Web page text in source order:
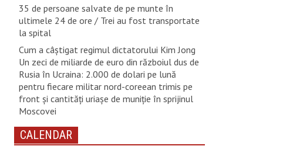
35 de persoane salvate de pe munte în
ultimele 24 de ore / Trei au fost transportate
la spital
Cum a câștigat regimul dictatorului Kim Jong
Un zeci de miliarde de euro din războiul dus de
Rusia în Ucraina: 2.000 de dolari pe lună
pentru fiecare militar nord-coreean trimis pe
front și cantități uriașe de muniție în sprijinul
Moscovei
CALENDAR